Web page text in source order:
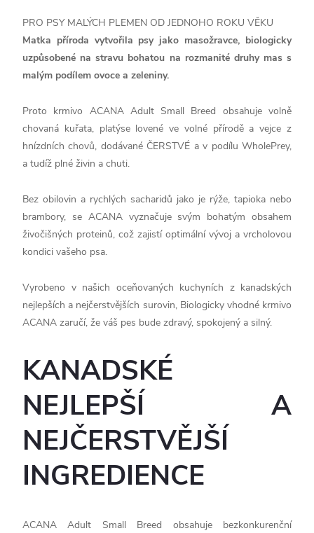
PRO PSY MALÝCH PLEMEN OD JEDNOHO ROKU VĚKU
Matka příroda vytvořila psy jako masožravce, biologicky
uzpůsobené na stravu bohatou na rozmanité druhy mas s
malým podílem ovoce a zeleniny.
Proto krmivo ACANA Adult Small Breed obsahuje volně
chovaná kuřata, platýse lovené ve volné přírodě a vejce z
hnízdních chovů, dodávané ČERSTVÉ a v podílu WholePrey,
a tudíž plné živin a chuti.
Bez obilovin a rychlých sacharidů jako je rýže, tapioka nebo
brambory, se ACANA vyznačuje svým bohatým obsahem
živočišných proteinů, což zajistí optimální vývoj a vrcholovou
kondici vašeho psa.
Vyrobeno v našich oceňovaných kuchyních z kanadských
nejlepších a nejčerstvějších surovin, Biologicky vhodné krmivo
ACANA zaručí, že váš pes bude zdravý, spokojený a silný.
KANADSKÉ
NEJLEPŠÍ A
NEJČERSTVĚJŠÍ
INGREDIENCE
ACANA Adult Small Breed obsahuje bezkonkurenční